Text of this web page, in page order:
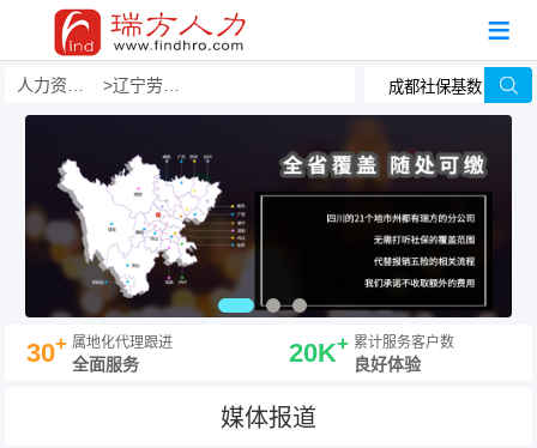
辽宁劳务派遣公司哪家好？有哪些？
30+ 属地化代理跟进
全面服务 20K+ 累计服务客户数
良好体验
媒体报道